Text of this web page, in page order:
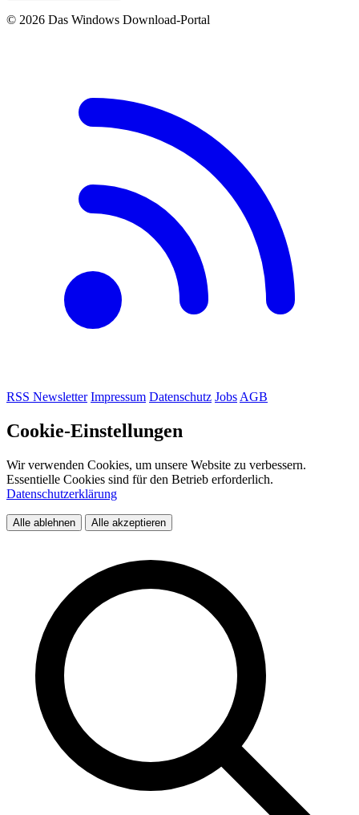
© 2026 Das Windows Download-Portal
RSS Newsletter Impressum Datenschutz Jobs AGB
Cookie-Einstellungen
Wir verwenden Cookies, um unsere Website zu verbessern.
Essentielle Cookies sind für den Betrieb erforderlich.
Datenschutzerklärung
Alle ablehnen Alle akzeptieren